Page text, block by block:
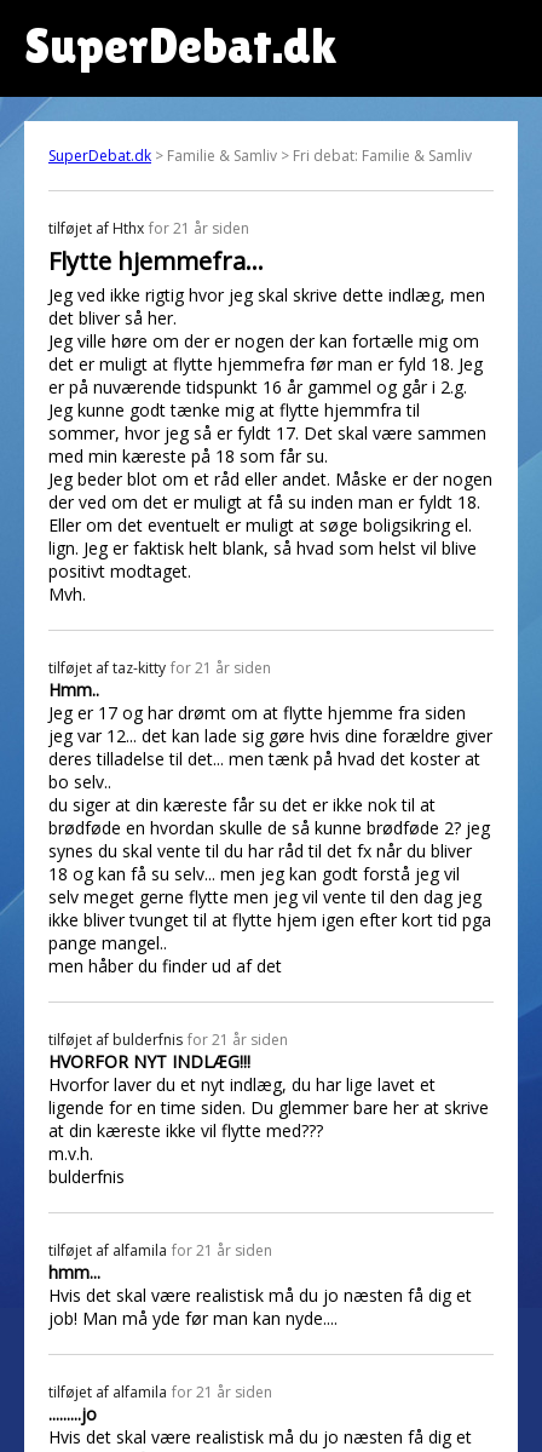
SuperDebat.dk
SuperDebat.dk > Familie & Samliv > Fri debat: Familie & Samliv
tilføjet af Hthx for 21 år siden
Flytte hjemmefra...
Jeg ved ikke rigtig hvor jeg skal skrive dette indlæg, men
det bliver så her.
Jeg ville høre om der er nogen der kan fortælle mig om
det er muligt at flytte hjemmefra før man er fyld 18. Jeg
er på nuværende tidspunkt 16 år gammel og går i 2.g.
Jeg kunne godt tænke mig at flytte hjemmfra til
sommer, hvor jeg så er fyldt 17. Det skal være sammen
med min kæreste på 18 som får su.
Jeg beder blot om et råd eller andet. Måske er der nogen
der ved om det er muligt at få su inden man er fyldt 18.
Eller om det eventuelt er muligt at søge boligsikring el.
lign. Jeg er faktisk helt blank, så hvad som helst vil blive
positivt modtaget.
Mvh.
tilføjet aftaz-kitty for 21 år siden
Hmm..
Jeg er 17 og har drømt om at flytte hjemme fra siden
jeg var 12... det kan lade sig gøre hvis dine forældre giver
deres tilladelse til det... men tænk på hvad det koster at
bo selv..
du siger at din kæreste får su det er ikke nok til at
brødføde en hvordan skulle de så kunne brødføde 2? jeg
synes du skal vente til du har råd til det fx når du bliver
18 og kan få su selv... men jeg kan godt forstå jeg vil
selv meget gerne flytte men jeg vil vente til den dag jeg
ikke bliver tvunget til at flytte hjem igen efter kort tid pga
pange mangel..
men håber du finder ud af det
tilføjet af bulderfnis for 21 år siden
HVORFOR NYT INDLÆG!!!
Hvorfor laver du et nyt indlæg, du har lige lavet et
ligende for en time siden. Du glemmer bare her at skrive
at din kæreste ikke vil flytte med???
m.v.h.
bulderfnis
tilføjet af alfamila for 21 år siden
hmm...
Hvis det skal være realistisk må du jo næsten få dig et
job! Man må yde før man kan nyde....
tilføjet af alfamila for 21 år siden
.........jo
Hvis det skal være realistisk må du jo næsten få dig et